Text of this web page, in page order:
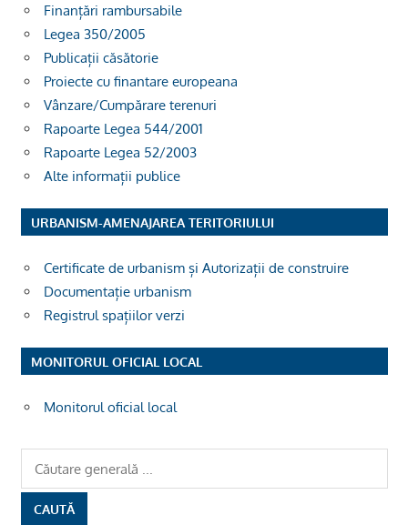
Finanțări rambursabile
Legea 350/2005
Publicații căsătorie
Proiecte cu finantare europeana
Vânzare/Cumpărare terenuri
Rapoarte Legea 544/2001
Rapoarte Legea 52/2003
Alte informații publice
URBANISM-AMENAJAREA TERITORIULUI
Certificate de urbanism și Autorizații de construire
Documentație urbanism
Registrul spațiilor verzi
MONITORUL OFICIAL LOCAL
Monitorul oficial local